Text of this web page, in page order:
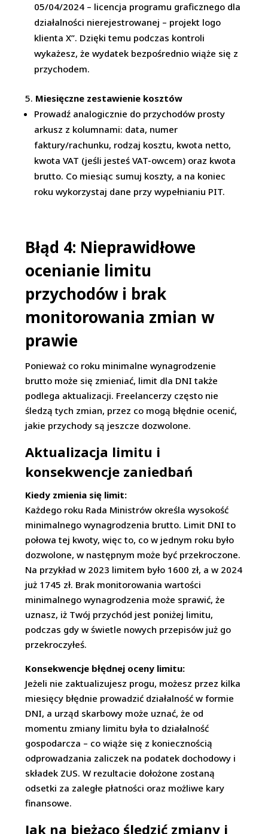
05/04/2024 – licencja programu graficznego dla
działalności nierejestrowanej – projekt logo
klienta X”. Dzięki temu podczas kontroli
wykażesz, że wydatek bezpośrednio wiąże się z
przychodem.
Miesięczne zestawienie kosztów
Prowadź analogicznie do przychodów prosty
arkusz z kolumnami: data, numer
faktury/rachunku, rodzaj kosztu, kwota netto,
kwota VAT (jeśli jesteś VAT-owcem) oraz kwota
brutto. Co miesiąc sumuj koszty, a na koniec
roku wykorzystaj dane przy wypełnianiu PIT.
Błąd 4: Nieprawidłowe
ocenianie limitu
przychodów i brak
monitorowania zmian w
prawie
Ponieważ co roku minimalne wynagrodzenie
brutto może się zmieniać, limit dla DNI także
podlega aktualizacji. Freelancerzy często nie
śledzą tych zmian, przez co mogą błędnie ocenić,
jakie przychody są jeszcze dozwolone.
Aktualizacja limitu i
konsekwencje zaniedbań
Kiedy zmienia się limit:
Każdego roku Rada Ministrów określa wysokość
minimalnego wynagrodzenia brutto. Limit DNI to
połowa tej kwoty, więc to, co w jednym roku było
dozwolone, w następnym może być przekroczone.
Na przykład w 2023 limitem było 1600 zł, a w 2024
już 1745 zł. Brak monitorowania wartości
minimalnego wynagrodzenia może sprawić, że
uznasz, iż Twój przychód jest poniżej limitu,
podczas gdy w świetle nowych przepisów już go
przekroczyłeś.
Konsekwencje błędnej oceny limitu:
Jeżeli nie zaktualizujesz progu, możesz przez kilka
miesięcy błędnie prowadzić działalność w formie
DNI, a urząd skarbowy może uznać, że od
momentu zmiany limitu była to działalność
gospodarcza – co wiąże się z koniecznością
odprowadzania zaliczek na podatek dochodowy i
składek ZUS. W rezultacie dołożone zostaną
odsetki za zaległe płatności oraz możliwe kary
finansowe.
Jak na bieżąco śledzić zmiany i